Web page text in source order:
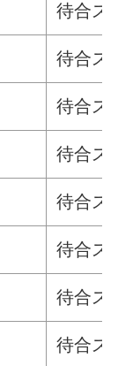
待合ス
待合ス
待合ス
待合ス
待合ス
待合ス
待合ス
待合ス